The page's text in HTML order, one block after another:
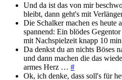
Und da ist das von mir
bleibt, dann geht's mit
Die Schalker machen es heute
spannend: Ein blödes
mit Nachspielzeit knapp 10 min
Da denkst du an nichts Böses
und dann machen die das
armes Herz … #
Ok, ich denke, dass soll's für